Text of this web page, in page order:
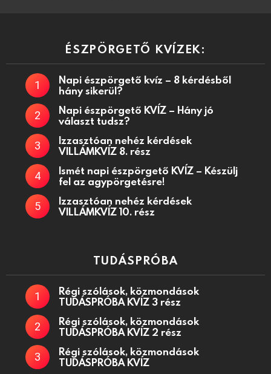
ÉSZPÖRGETŐ KVÍZEK:
Napi észpörgető kvíz – 8 kérdésből
hány sikerül?
Napi észpörgető KVÍZ – Hány jó
választ tudsz?
Izzasztóan nehéz kérdések
VILLÁMKVÍZ 8. rész
Ismét napi észpörgető KVÍZ – Készülj
fel az agypörgetésre!
Izzasztóan nehéz kérdések
VILLÁMKVÍZ 10. rész
TUDÁSPRÓBA
Régi szólások, közmondások
TUDÁSPRÓBA KVÍZ 3 rész
Régi szólások, közmondások
TUDÁSPRÓBA KVÍZ 2 rész
Régi szólások, közmondások
TUDÁSPRÓBA KVÍZ